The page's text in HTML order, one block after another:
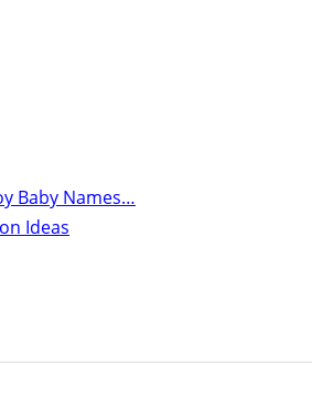
Baby Names…
Ideas